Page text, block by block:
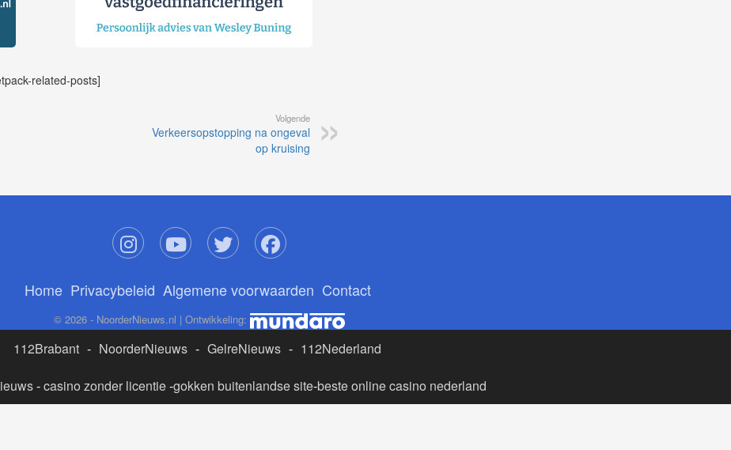
related-posts]
Volgende
Verkeersopstopping na ongeval
op kruising
Home Privacybeleid Algemene voorwaarden Contact
© 2026 - NoorderNieuws.nl | Ontwikkeling:
112Brabant - NoorderNieuws - GelreNieuws - 112Nederland
-casino zonder licentie-gokken buitenlandse site-beste online casino nederland